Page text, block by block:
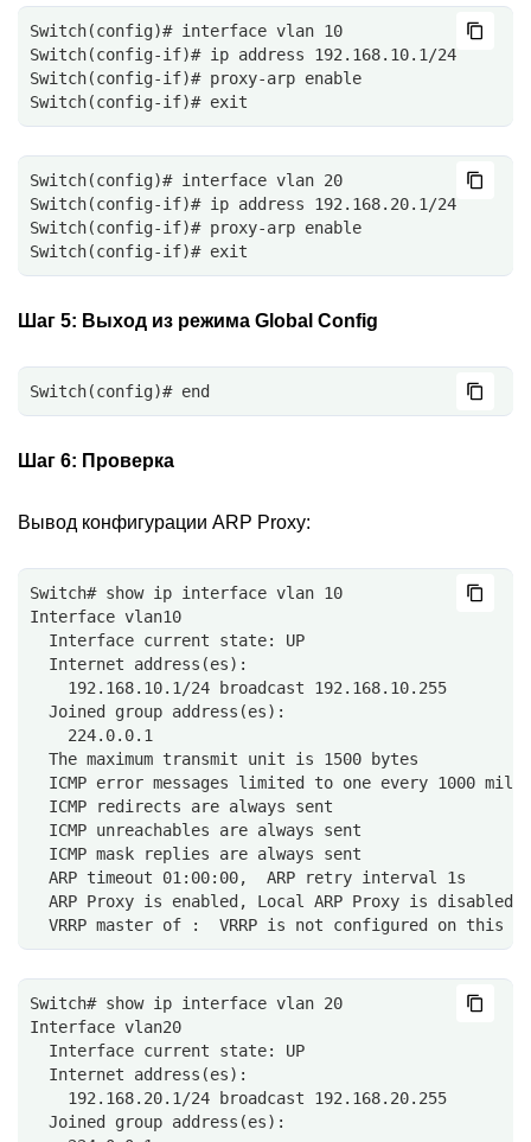
Switch(config)# interface vlan 10
Switch(config-if)# ip address 192.168.10.1/24
Switch(config-if)# proxy-arp enable
Switch(config-if)# exit
Switch(config)# interface vlan 20
Switch(config-if)# ip address 192.168.20.1/24
Switch(config-if)# proxy-arp enable
Switch(config-if)# exit
Шаг 5: Выход из режима Global Config
Switch(config)# end
Шаг 6: Проверка
Вывод конфигурации ARP Proxy:
Switch# show ip interface vlan 10
Interface vlan10
  Interface current state: UP
  Internet address(es):
    192.168.10.1/24 broadcast 192.168.10.255
  Joined group address(es):
    224.0.0.1
  The maximum transmit unit is 1500 bytes
ICMP error messages limited to one every 1000
  ICMP redirects are always sent
  ICMP unreachables are always sent
  ICMP mask replies are always sent
  ARP timeout 01:00:00,  ARP retry interval 1s
  ARP Proxy is enabled, Local ARP Proxy is disabled
VRRP master of :  VRRP is not configured on this
Switch# show ip interface vlan 20
Interface vlan20
  Interface current state: UP
  Internet address(es):
    192.168.20.1/24 broadcast 192.168.20.255
  Joined group address(es):